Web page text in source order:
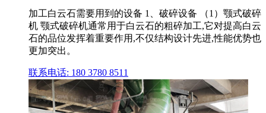
加工白云石需要用到的设备 1、破碎设备 （1）颚式破碎
机 颚式破碎机通常用于白云石的粗碎加工,它对提高白云
石的品位发挥着重要作用,不仅结构设计先进,性能优势也
更加突出。
联系电话: 180 3780 8511